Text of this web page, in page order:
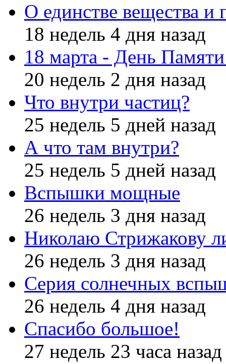
О единстве вещества и
18 недель 4 дня назад
18 марта - День
20 недель 2 дня назад
Что внутри частиц?
25 недель 5 дней назад
А что там внутри?
25 недель 5 дней назад
Вспышки мощные
26 недель 3 дня назад
Николаю Стрижакову
26 недель 3 дня назад
Серия солнечных
26 недель 4 дня назад
Спасибо большое!
27 недель 23 часа назад